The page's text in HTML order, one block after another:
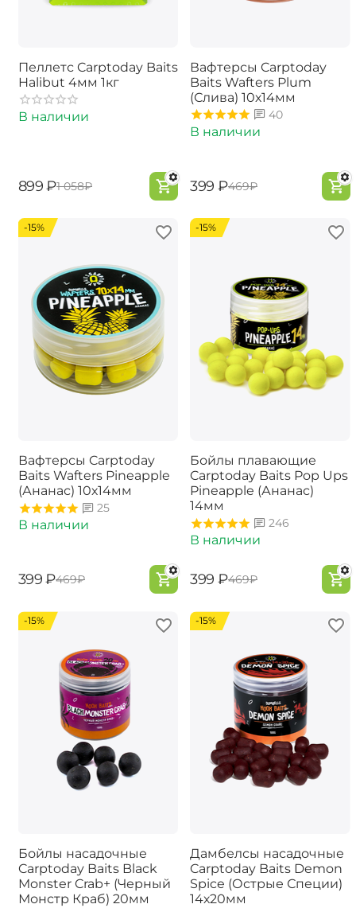
Пеллетс Carptoday Baits
Halibut 4мм 1кг
В наличии
‍899‍ ₽‍1 058‍₽
Вафтерсы Carptoday
Baits Wafters Plum
(Слива) 10х14мм
40
В наличии
‍399‍ ₽‍469‍₽
-15%
Вафтерсы Carptoday
Baits Wafters Pineapple
(Ананас) 10х14мм
25
В наличии
‍399‍ ₽‍469‍₽
-15%
Бойлы плавающие
Carptoday Baits Pop Ups
Pineapple (Ананас)
14мм
246
В наличии
‍399‍ ₽‍469‍₽
-15%
Бойлы насадочные
Carptoday Baits Black
Monster Crab+ (Черный
Монстр Краб) 20мм
-15%
Дамбелсы насадочные
Carptoday Baits Demon
Spice (Острые Специи)
14х20мм